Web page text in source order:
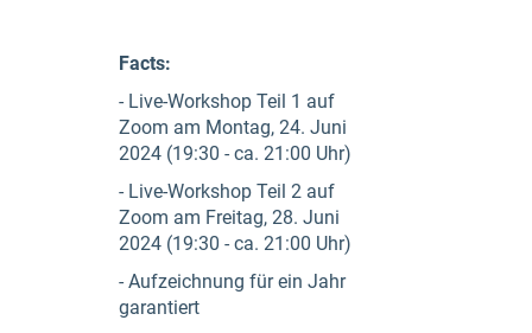
Facts:
- Live-Workshop Teil 1 auf
Zoom am Montag, 24. Juni
2024 (19:30 - ca. 21:00 Uhr)
- Live-Workshop Teil 2 auf
Zoom am Freitag, 28. Juni
2024 (19:30 - ca. 21:00 Uhr)
- Aufzeichnung für ein Jahr
garantiert